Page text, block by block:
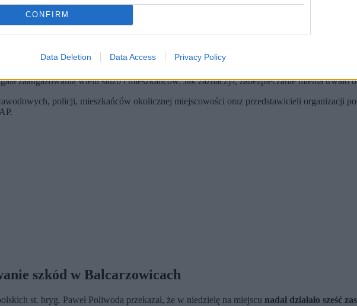
CONFIRM
Data Deletion Data Access Privacy Policy
budynków, w tym 11 domów mieszkalnych.
260 strażaków, z czego 80 pracowało w samej miejscowości.
Rudziniec, gdzie uszkodzonych zostało osiem dachów.
gdzie w sobotę przeszła gwałtowna nawałnica. Jak poinformowano podczas niedzielnej
zaangażowania wielu służb i mieszkańców. Jak zaznaczył, zabezpieczanie mienia trwało
policji, mieszkańców okolicznej miejscowości oraz przedstawicieli organizacji
szkód w Balcarzowicach
st. bryg. Paweł Poliwoda przekazał, że w niedzielę na miejscu nadal działało sześć